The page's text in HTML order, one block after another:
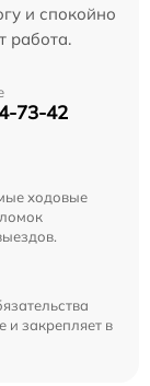
и спокойно
работа.
73-42
ходовые
и закрепляет в